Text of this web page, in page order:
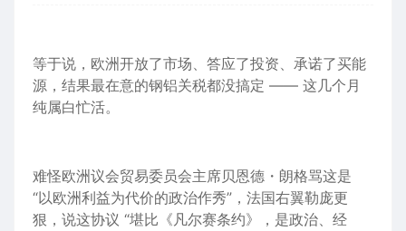
等于说，欧洲开放了市场、答应了投资、承诺了买能
源，结果最在意的钢铝关税都没搞定 —— 这几个月
纯属白忙活。
难怪欧洲议会贸易委员会主席贝恩德・朗格骂这是
“以欧洲利益为代价的政治作秀”， 法国右翼勒庞更
狠，说这协议 “堪比《凡尔赛条约》，是政治、 经